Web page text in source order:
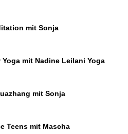
mit Sonja
mit Nadine Leilani Yoga
mit Sonja
Teens mit Mascha